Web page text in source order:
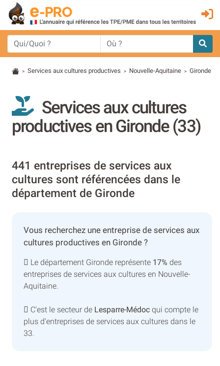
> Services aux cultures productives > Nouvelle-Aquitaine > Gironde
Services aux cultures
productives en Gironde (33)
441 entreprises de services aux
cultures sont référencées dans le
département de Gironde
Vous recherchez une entreprise de services aux
cultures productives en Gironde ?
Le département Gironde représente 17% des
entreprises de services aux cultures en Nouvelle-
Aquitaine.
C'est le secteur de Lesparre-Médoc qui compte le
plus d'entreprises de services aux cultures dans le
33.